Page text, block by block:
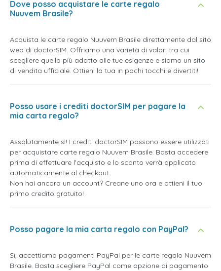
Dove posso acquistare le carte regalo
Nuuvem Brasile?
Acquista le carte regalo Nuuvem Brasile direttamente dal sito
web di doctorSIM. Offriamo una varietà di valori tra cui
scegliere quello più adatto alle tue esigenze e siamo un sito
di vendita ufficiale. Ottieni la tua in pochi tocchi e divertiti!
Posso usare i crediti doctorSIM per pagare la
mia carta regalo?
Assolutamente sì! I crediti doctorSIM possono essere utilizzati
per acquistare carte regalo Nuuvem Brasile. Basta accedere
prima di effettuare l'acquisto e lo sconto verrà applicato
automaticamente al checkout.
Non hai ancora un account? Creane uno ora e ottieni il tuo
primo credito gratuito!
Posso pagare la mia carta regalo con PayPal?
Sì, accettiamo pagamenti PayPal per le carte regalo Nuuvem
Brasile. Basta scegliere PayPal come opzione di pagamento